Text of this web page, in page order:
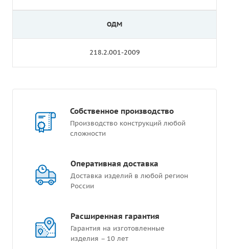
ОДМ
218.2.001-2009
Собственное производство
Производство конструкций любой
сложности
Оперативная доставка
Доставка изделий в любой регион
России
Расширенная гарантия
Гарантия на изготовленные
изделия – 10 лет